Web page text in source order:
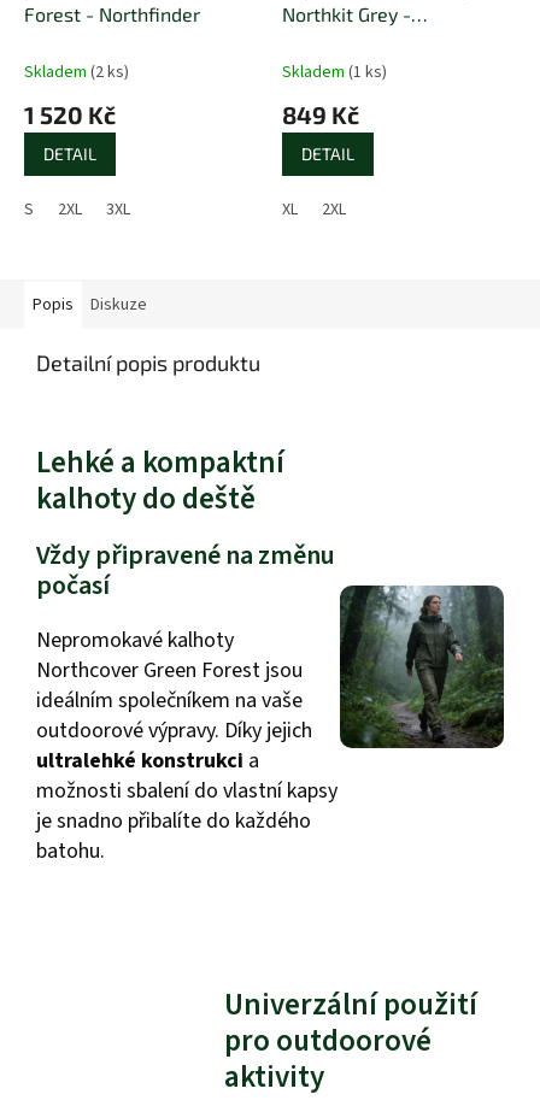
Forest - Northfinder
Skladem (2 ks)
1 520 Kč
DETAIL
S 2XL 3XL
Northkit Grey -
Skladem (1 ks)
849 Kč
DETAIL
XL 2XL
Popis Diskuze
Detailní popis produktu
Lehké a kompaktní
kalhoty do deště
Vždy připravené na změnu
počasí
Nepromokavé kalhoty
Northcover Green Forest jsou
ideálním společníkem na vaše
outdoorové výpravy. Díky jejich
ultralehké konstrukci a
možnosti sbalení do vlastní kapsy
je snadno přibalíte do každého
batohu.
Univerzální použití
pro outdoorové
aktivity